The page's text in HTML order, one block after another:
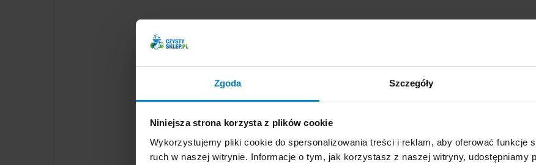
Zgoda Szczegóły
Niniejsza strona korzysta z plików cookie
Wykorzystujemy pliki cookie do spersonalizowania treści i reklam, aby oferować funkcje
ruch w naszej witrynie. Informacje o tym, jak korzystasz z naszej witryny, udostępniamy